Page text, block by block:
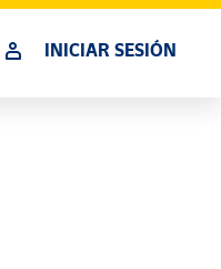
INICIAR SESIÓN